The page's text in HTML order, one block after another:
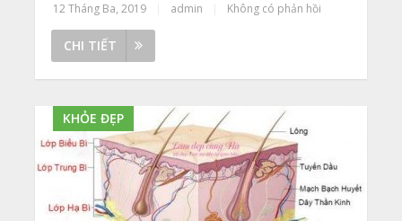
12 Tháng Ba, 2019 admin Không có phản hồi
CHI TIẾT
KHỎE ĐẸP